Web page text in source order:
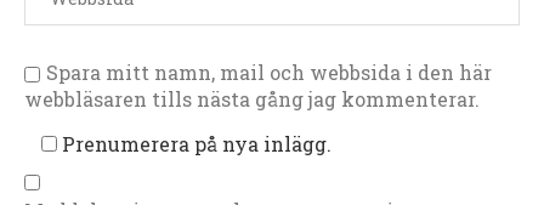
Spara mitt namn, mail och webbsida i den här
webbläsaren tills nästa gång jag kommenterar.
Prenumerera på nya inlägg.